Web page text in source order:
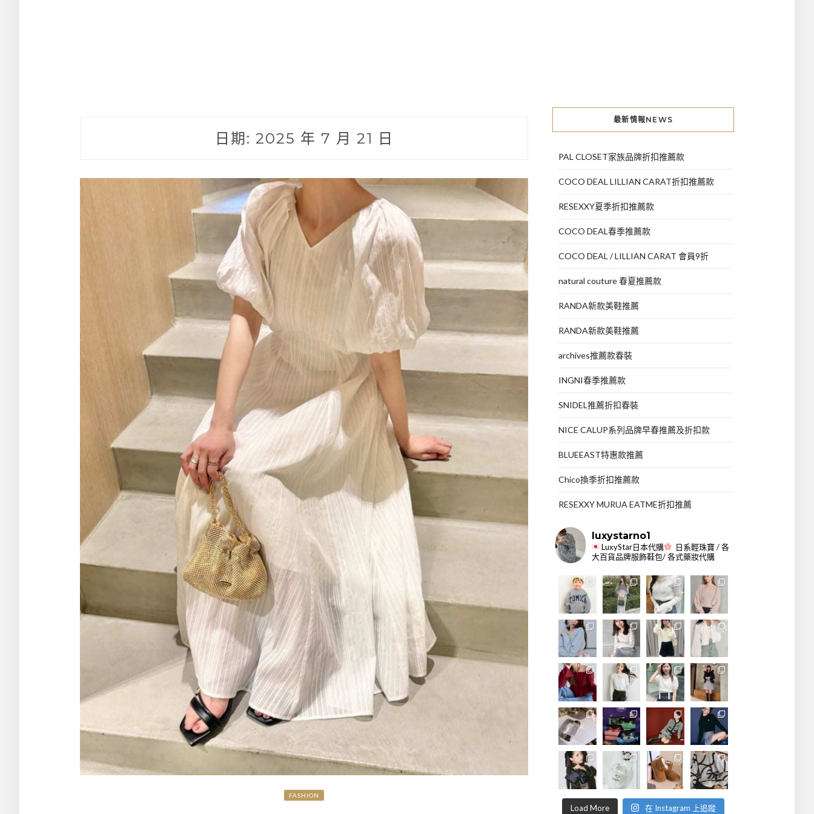
日期: 2025 年 7 月 21 日
FASHION
最新情報NEWS
PAL CLOSET家族品牌折扣推薦款
COCO DEAL LILLIAN CARAT折扣推薦款
RESEXXY夏季折扣推薦款
COCO DEAL春季推薦款
COCO DEAL / LILLIAN CARAT 會員9折
natural couture 春夏推薦款
RANDA新款美鞋推薦
RANDA新款美鞋推薦
archives推薦款春裝
INGNI春季推薦款
SNIDEL推薦折扣春裝
NICE CALUP系列品牌早春推薦及折扣款
BLUEEAST特惠款推薦
Chico換季折扣推薦款
RESEXXY MURUA EATME折扣推薦
luxystarno1
LuxyStar日本代購
日系輕珠寶 / 各
大百貨品牌服飾鞋包/ 各式藥妝代購
Load More 在 Instagram 上追蹤